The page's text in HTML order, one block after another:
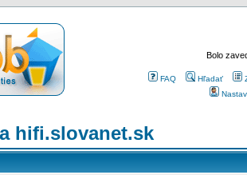
Bolo
FAQ Hľadať
hifi.slovanet.sk